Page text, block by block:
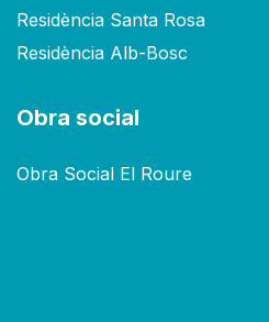
Residència Santa Rosa
Residència Alb-Bosc
Obra social
Obra Social El Roure